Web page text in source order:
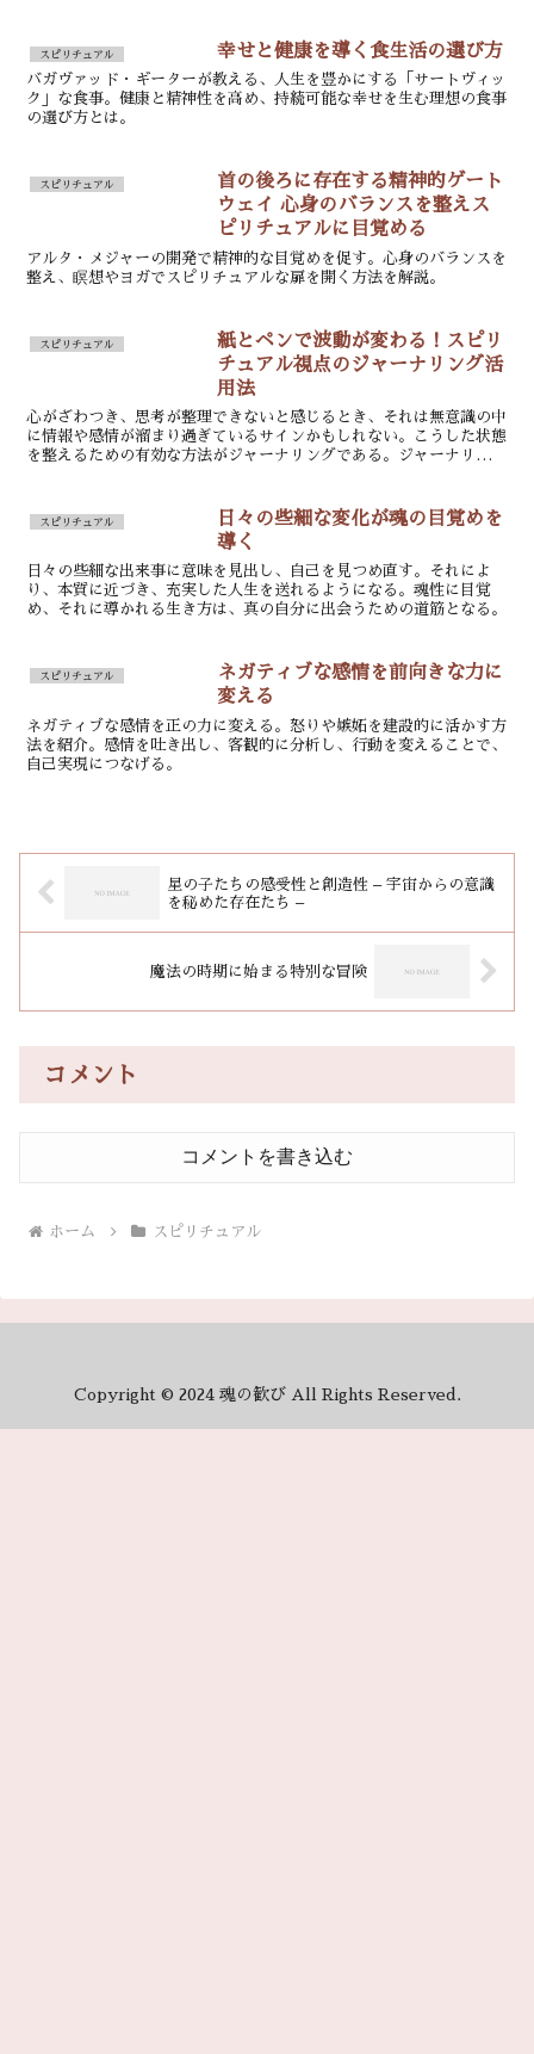
スピリチュアル 幸せと健康を導く食生活の選び方
バガヴァッド・ギーターが教える、人生を豊かにする「サートヴィッ
ク」な食事。健康と精神性を高め、持続可能な幸せを生む理想の食事
の選び方とは。
スピリチュアル
首の後ろに存在する精神的ゲート
ウェイ 心身のバランスを整えス
ピリチュアルに目覚める
アルタ・メジャーの開発で精神的な目覚めを促す。心身のバランスを
整え、瞑想やヨガでスピリチュアルな扉を開く方法を解説。
スピリチュアル
紙とペンで波動が変わる！スピリ
チュアル視点のジャーナリング活
用法
心がざわつき、思考が整理できないと感じるとき、それは無意識の中
に情報や感情が溜まり過ぎているサインかもしれない。こうした状態
を整えるための有効な方法がジャーナリングである。ジャーナリング
スピリチュアル
日々の些細な変化が魂の目覚めを
導く
日々の些細な出来事に意味を見出し、自己を見つめ直す。それによ
り、本質に近づき、充実した人生を送れるようになる。魂性に目覚
め、それに導かれる生き方は、真の自分に出会うための道筋となる。
スピリチュアル
ネガティブな感情を前向きな力に
変える
ネガティブな感情を正の力に変える。怒りや嫉妬を建設的に活かす方
法を紹介。感情を吐き出し、客観的に分析し、行動を変えることで、
自己実現につなげる。
星の子たちの感受性と創造性 – 宇宙からの意識
を秘めた存在たち –
魔法の時期に始まる特別な冒険
コメント
コメントを書き込む
ホーム スピリチュアル
Copyright © 2024 魂の歓び All Rights Reserved.